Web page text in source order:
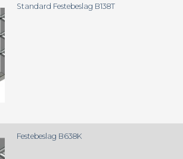
Standard Festebeslag B138T
Festebeslag B638K